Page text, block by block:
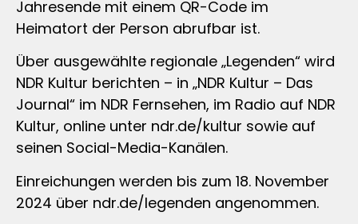
Jahresende mit einem QR-Code im
Heimatort der Person abrufbar ist.
Über ausgewählte regionale „Legenden“ wird
NDR Kultur berichten – in „NDR Kultur – Das
Journal“ im NDR Fernsehen, im Radio auf NDR
Kultur, online unter ndr.de/kultur sowie auf
seinen Social-Media-Kanälen.
Einreichungen werden bis zum 18. November
2024 über ndr.de/legenden angenommen.